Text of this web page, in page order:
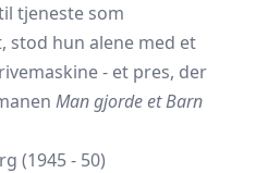
tjeneste som
stod hun alene med et
- et pres, der
Man gjorde et Barn
(1945 - 50)